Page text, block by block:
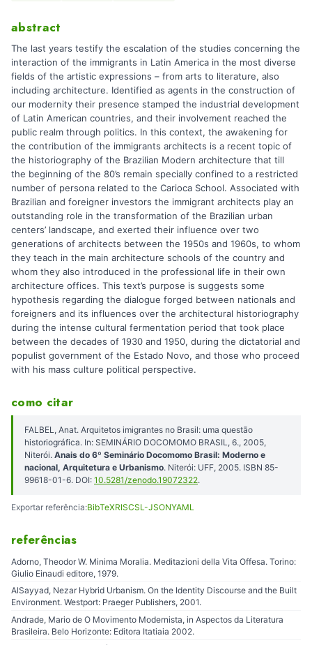
abstract
The last years testify the escalation of the studies concerning the
interaction of the immigrants in Latin America in the most diverse
fields of the artistic expressions – from arts to literature, also
including architecture. Identified as agents in the construction of
our modernity their presence stamped the industrial development
of Latin American countries, and their involvement reached the
public realm through politics. In this context, the awakening for
the contribution of the immigrants architects is a recent topic of
the historiography of the Brazilian Modern architecture that till
the beginning of the 80’s remain specially confined to a restricted
number of persona related to the Carioca School. Associated with
Brazilian and foreigner investors the immigrant architects play an
outstanding role in the transformation of the Brazilian urban
centers’ landscape, and exerted their influence over two
generations of architects between the 1950s and 1960s, to whom
they teach in the main architecture schools of the country and
whom they also introduced in the professional life in their own
architecture offices. This text’s purpose is suggests some
hypothesis regarding the dialogue forged between nationals and
foreigners and its influences over the architectural historiography
during the intense cultural fermentation period that took place
between the decades of 1930 and 1950, during the dictatorial and
populist government of the Estado Novo, and those who proceed
with his mass culture political perspective.
como citar
FALBEL, Anat. Arquitetos imigrantes no Brasil: uma questão
historiográfica. In: SEMINÁRIO DOCOMOMO BRASIL, 6., 2005,
Niterói. Anais do 6º Seminário Docomomo Brasil: Moderno e
nacional, Arquitetura e Urbanismo. Niterói: UFF, 2005. ISBN 85-
99618-01-6. DOI: 10.5281/zenodo.19072322.
Exportar referência:BibTeXRISCSL-JSONYAML
referências
Adorno, Theodor W. Minima Moralia. Meditazioni della Vita Offesa. Torino:
Giulio Einaudi editore, 1979.
AlSayyad, Nezar Hybrid Urbanism. On the Identity Discourse and the Built
Environment. Westport: Praeger Publishers, 2001.
Andrade, Mario de O Movimento Modernista, in Aspectos da Literatura
Brasileira. Belo Horizonte: Editora Itatiaia 2002.